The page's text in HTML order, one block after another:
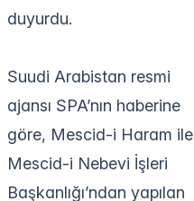
duyurdu.
Suudi Arabistan resmi
ajansı SPA’nın haberine
göre, Mescid-i Haram ile
Mescid-i Nebevi İşleri
Başkanlığı’ndan yapılan